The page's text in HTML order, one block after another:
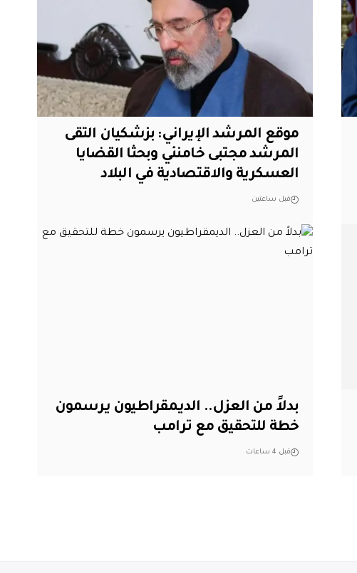
موقع المرشد الإيراني: بزشكيان التقى
المرشد مجتبى خامنئي وبحثا القضايا
العسكرية والاقتصادية في البلاد
قبل ساعتين
بدلاً من العزل.. الديمقراطيون يرسمون
خطة للتحقيق مع ترامب
قبل 4 ساعات